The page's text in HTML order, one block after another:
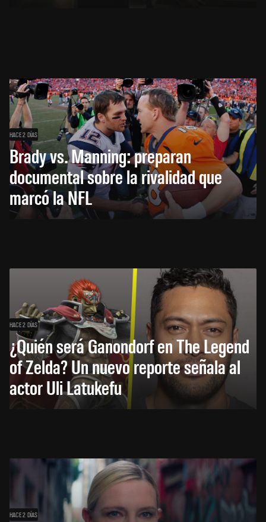
HACE 2 DÍAS
Brady vs. Manning: preparan
documental sobre la rivalidad que
marcó la NFL
HACE 2 DÍAS
¿Quién será Ganondorf en The Legend
of Zelda? Un nuevo reporte señala al
actor Uli Latukefu
HACE 2 DÍAS